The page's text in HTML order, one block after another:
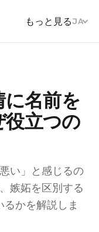
もっと見るJA
名前を
立つの
い」と感じるの
嫉妬を区別する
かを解説しま